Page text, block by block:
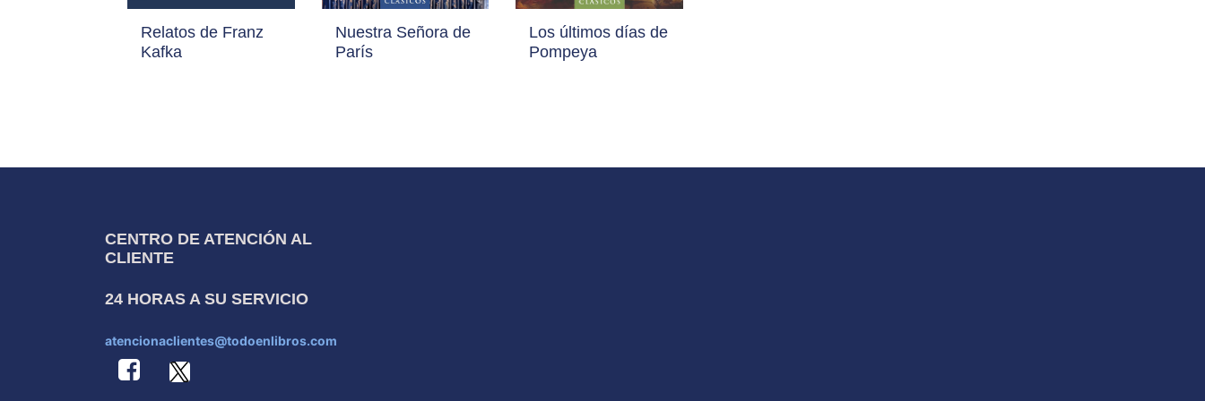
Relatos de Franz
Kafka
Nuestra Señora de
París
Los últimos días de
Pompeya
CENTRO DE ATENCIÓN AL
CLIENTE
24 HORAS A SU SERVICIO
atencionaclientes@todoenlibros.com